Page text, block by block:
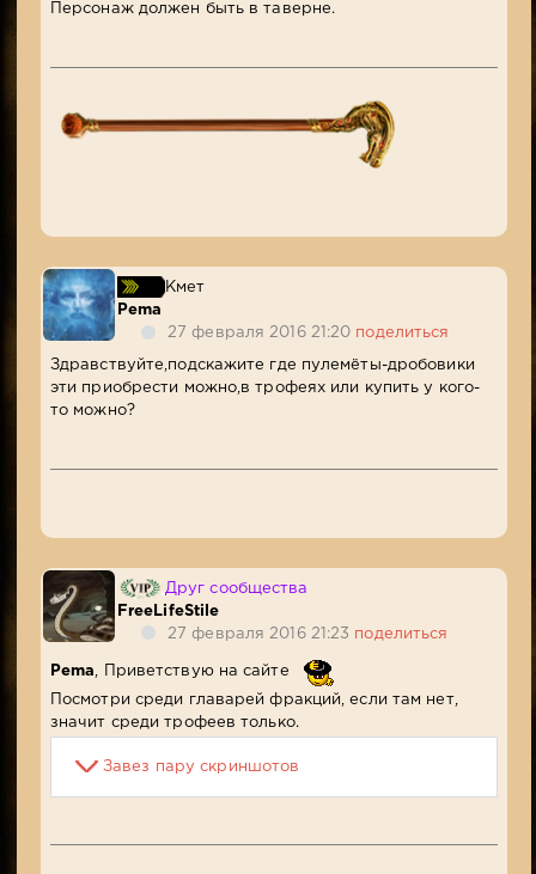
Персонаж должен быть в таверне.
Кмет
Pema
27 февраля 2016 21:20 поделиться
Здравствуйте,подскажите где пулемёты-дробовики
эти приобрести можно,в трофеях или купить у кого-
то можно?
Друг сообщества
FreeLifeStile
27 февраля 2016 21:23 поделиться
Pema , Приветствую на сайте
Посмотри среди главарей фракций, если там нет,
значит среди трофеев только.
Завез пару скриншотов